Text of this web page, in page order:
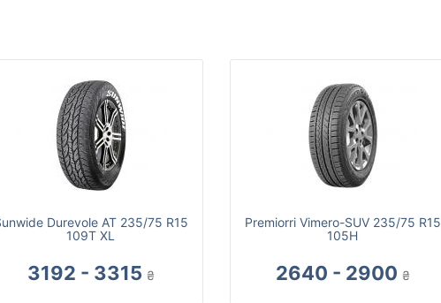
Durevole AT 235/75 R15
109T XL
3192 - 3315 ₴
Premiorri Vimero-SUV 235/75 R15
105H
2640 - 2900 ₴